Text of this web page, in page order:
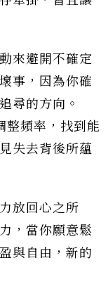
來避開不確定
事，因為你確
尋的方向。
整頻率，找到能
失去背後所蘊
放回心之所
，當你願意鬆
與自由，新的